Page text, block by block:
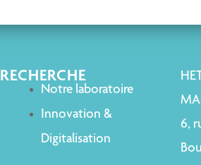
RECHERCHE
Notre laboratoire
Innovation &
Digitalisation
6,